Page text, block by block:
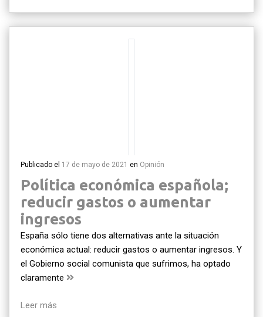
Publicado el 17 de mayo de 2021 en Opinión
Política económica española;
reducir gastos o aumentar
ingresos
España sólo tiene dos alternativas ante la situación
económica actual: reducir gastos o aumentar ingresos. Y
el Gobierno social comunista que sufrimos, ha optado
claramente
Leer más